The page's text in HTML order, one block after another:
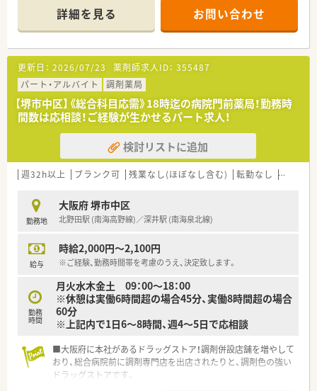
■内科や整形外科、皮膚科に加え透析の処方を1日40枚から50枚
程度応需しており、地域密着型のクリニック門前薬局として機能
しています。
■薬剤師は常勤1名とパート2名の複数名体制を整えており、事
務スタッフも4名在籍しているため、一人薬剤師になる心配はな
く安心です。
【募集背景と求める人物像について】
■体制強化を目的とした増員募集であり、周囲のスタッフと協力
しながら和やかに業務に取り組める「お人柄の良い女性」を求め
ています。
■元MRの女性代表が管理薬剤師を務めており、親身に相談に乗
ってくれる環境があるため、ブランクのある方でも安心して復職
いただけます。
年齢に関わらず長く地域医療に貢献したいという熱意ある方を
募っています。
■堺市中区にて地域に密着した1店舗のみを運営する個人薬局で
あり、大手にはない風通しの良さと柔軟な対応力が最大の魅力と
■代表を含め従業員が全員女性という環境であり、女性ならでは
のライフイベントや働き方への理解が深く、互いに助け合う社風
です。
■個人薬局ながら最新の調剤機器や設備投資を積極的に行って
ています。
詳細を見る お問い合わせ
更新日： 2026/07/23 薬剤師求人ID： 355487
パート・アルバイト
調剤薬局
【堺市中区】《総合科目応需》18時迄の病院門前薬局！勤務時
間数は応相談！ご経験が生かせるパート求人！
検討リストに追加
週32h以上 ブランク可 残業なし(ほぼなし含む) 転勤なし 車通勤
勤務地
大阪府 堺市中区
北野田駅 (南海高野線)／深井駅 (南海泉北線)
給与
時給2,000円～2,100円
※ご経験、勤務時間帯を考慮のうえ、決定致します。
勤務
時間
月火水木金土 09：00～18：00
※休憩は実働6時間超の場合45分、実働8時間超の場合
60分
※上記内で1日6～8時間、週4～5日で応相談
■大阪府に本社があるドラッグストア！調剤併設店舗を増やして
おり、総合病院前に調剤専門店を出店されたりと、調剤色の強い
ドラッグストアです。